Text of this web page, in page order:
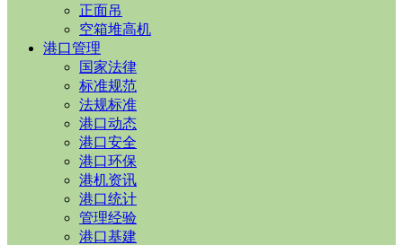
正面吊
空箱堆高机
港口管理
国家法律
标准规范
法规标准
港口动态
港口安全
港口环保
港机资讯
港口统计
管理经验
港口基建